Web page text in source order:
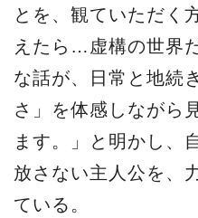
とを、観ていただく
えたら…虚構の世界
な話が、日常と地続
さ」を体感しながら
ます。」と明かし、
放さない主人公を、
ている。